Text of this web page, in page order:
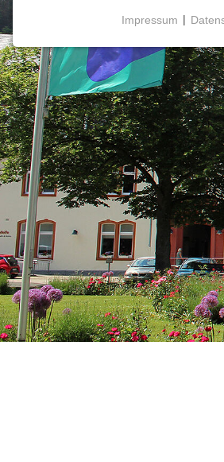
Notwendige Cookies
Funktionen und sind für die
der Website erforderlich.
Einverständnis-Cookie
Name:
cookie_consent
Zweck:
Dieser Cookie speichert die
ausgewählten Einverständnis-
Optionen des Benutzers
Cookie
Laufzeit:
1 Jahr
Impressum |